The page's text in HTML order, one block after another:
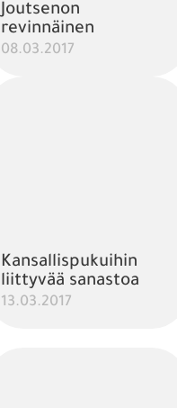
Joutsenon
revinnäinen
08.03.2017
Kansallispukuihin
liittyvää sanastoa
13.03.2017